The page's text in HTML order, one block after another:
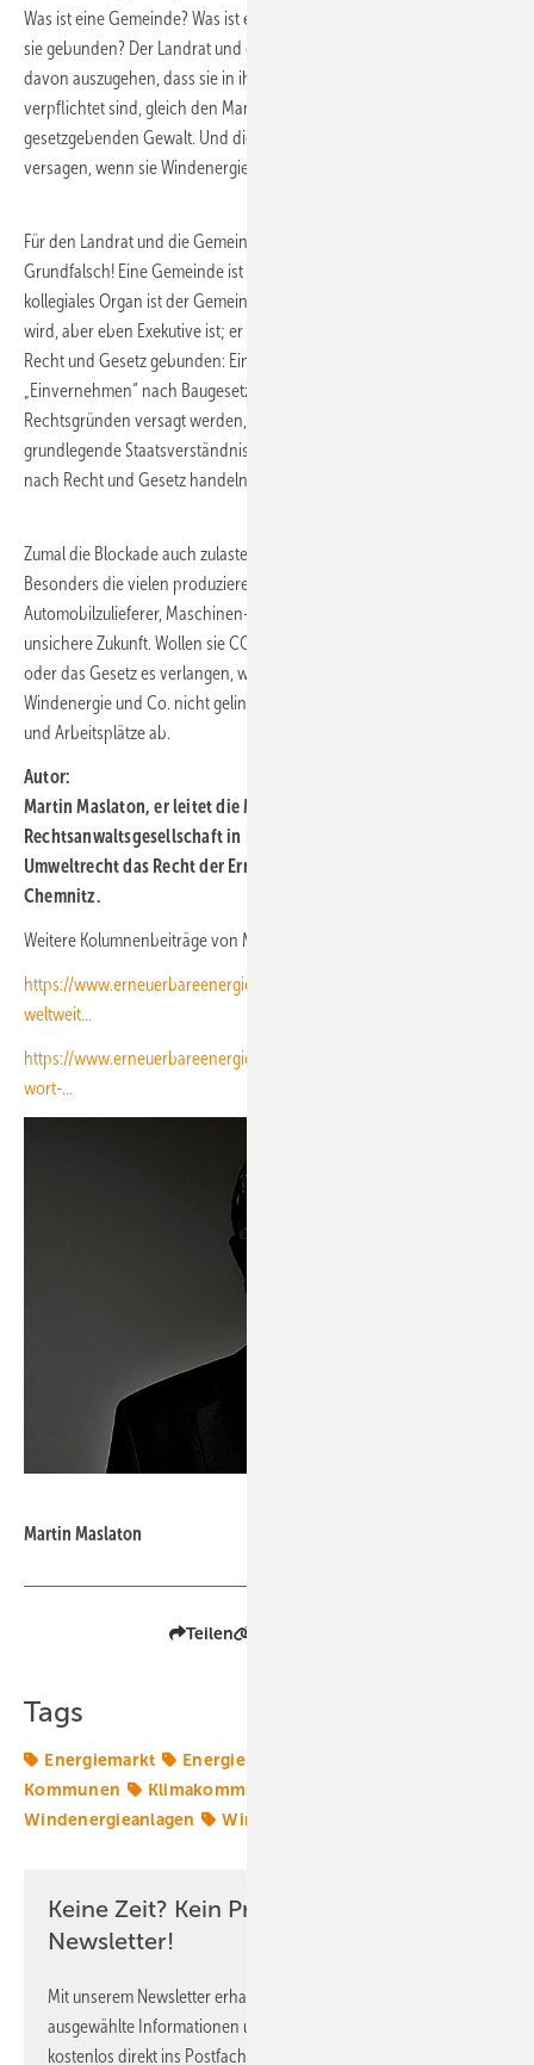
Was ist eine Gemeinde? Was ist ein Stadt-/ Gemeinderat? Woran sind
sie gebunden? Der Landrat und die Gemeindevertreter scheinen
davon auszugehen, dass sie in ihrem Mandat „nur dem Gewissen“
verpflichtet sind, gleich den Mandatsträgern des Bundestags, also der
gesetzgebenden Gewalt. Und diese können ihr „Einvernehmen“
versagen, wenn sie Windenergie nicht mögen.
Für den Landrat und die Gemeindevertreter ist das falsch.
Grundfalsch! Eine Gemeinde ist eine juristische Person. Oberstes
kollegiales Organ ist der Gemeinderat, der demokratisch gewählt
wird, aber eben Exekutive ist; er ist Verwaltung! Die Verwaltung ist an
Recht und Gesetz gebunden: Ein exekutiver Mitwirkungsakt wie das
„Einvernehmen“ nach Baugesetzbuch darf nur aus den
Rechtsgründen versagt werden, die im Gesetz stehen. Dieses
grundlegende Staatsverständnis ist fundamental. Die Exekutive muss
nach Recht und Gesetz handeln.
Zumal die Blockade auch zulasten der regionalen Wirtschaft geht:
Besonders die vielen produzierenden Unternehmen wie die
Automobilzulieferer, Maschinen- und Anlagenbauer blicken in eine
unsichere Zukunft. Wollen sie CO2-neutral produzieren, weil Kunden
oder das Gesetz es verlangen, wird dies an Standorten ohne
Windenergie und Co. nicht gelingen. Und damit wandern Aufträge
und Arbeitsplätze ab.
Autor:
Martin Maslaton, er leitet die Maslaton
Rechtsanwaltsgesellschaft in Leipzig und lehrt als Professor für
Umweltrecht das Recht der Erneuerbaren Energien an der TU
Chemnitz.
Weitere Kolumnenbeiträge von Martin Maslaton hier:
https://www.erneuerbareenergien.de/energiemarkt/energiemaerkte-
weltweit…
https://www.erneuerbareenergien.de/politik/energiepolitik/auf-ein-
wort-…
Martin Maslaton
Teilen
Tags
Energiemarkt Energierecht
Kommunen
Klimakommune
Windenergieanlagen
Windkraft
Keine Zeit? Kein Problem mit dem ERE
Newsletter!
Mit unserem Newsletter erhalten Sie regelmäßig von uns
ausgewählte Informationen und Neuigkeiten, gebündelt und
kostenlos direkt ins Postfach.